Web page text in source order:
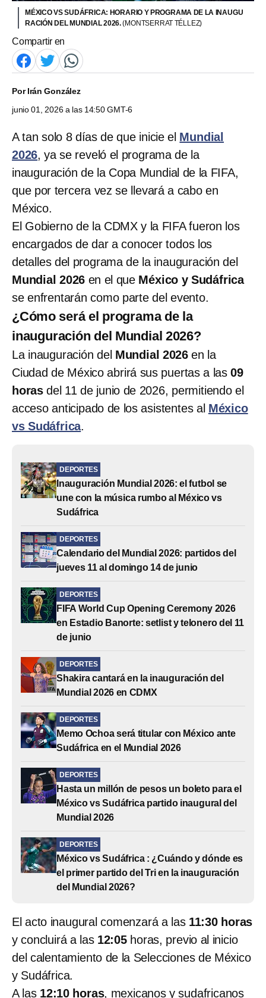
MÉXICO VS SUDÁFRICA: HORARIO Y PROGRAMA DE LA INAUGU
RACIÓN DEL MUNDIAL 2026.(MONTSERRAT TÉLLEZ)
Compartir en
PorIrán González
junio 01, 2026 a las 14:50 GMT-6
A tan solo 8 días de que inicie el Mundial
2026, ya se reveló el programa de la
inauguración de la Copa Mundial de la FIFA,
que por tercera vez se llevará a cabo en
México.
El Gobierno de la CDMX y la FIFA fueron los
encargados de dar a conocer todos los
detalles del programa de la inauguración del
Mundial 2026 en el que México y Sudáfrica
se enfrentarán como parte del evento.
¿Cómo será el programa de la
inauguración del Mundial 2026?
La inauguración del Mundial 2026en la
Ciudad de México abrirá sus puertas a las09
horasdel 11 de junio de 2026, permitiendo el
acceso anticipado de los asistentes al México
vs Sudáfrica.
DEPORTES
Inauguración Mundial 2026: el futbol se
une con la música rumbo al México vs
Sudáfrica
DEPORTES
Calendario del Mundial 2026: partidos del
jueves 11 al domingo 14 de junio
DEPORTES
FIFA World Cup Opening Ceremony 2026
en Estadio Banorte: setlist y telonero del 11
de junio
DEPORTES
Shakira cantará en la inauguración del
Mundial 2026 en CDMX
DEPORTES
Memo Ochoa será titular con México ante
Sudáfrica en el Mundial 2026
DEPORTES
Hasta un millón de pesos un boleto para el
México vs Sudáfrica partido inaugural del
Mundial 2026
DEPORTES
México vs Sudáfrica : ¿Cuándo y dónde es
el primer partido del Tri en la inauguración
del Mundial 2026?
El acto inaugural comenzará a las 11:30 horas
y concluirá a las 12:05 horas, previo al inicio
del calentamiento de la Selecciones de México
y Sudáfrica.
A las 12:10 horas, mexicanos y sudafricanos